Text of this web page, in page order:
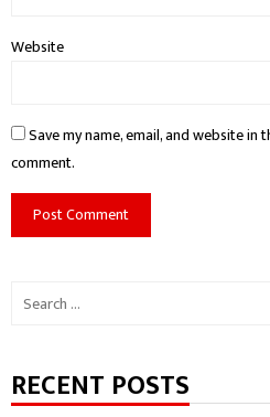
Website
Save my name, email, and website
comment.
Search
RECENT POSTS